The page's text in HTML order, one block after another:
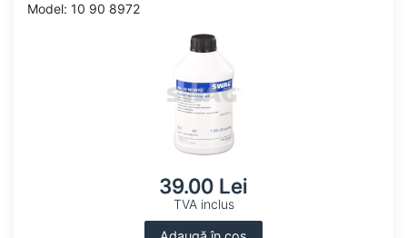
Model: 10 90 8972
39.00 Lei
TVA inclus